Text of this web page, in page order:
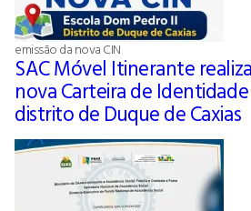
emissão da nova CIN
SAC Móvel Itinerante
nova Carteira de
distrito de Duque de Caxias